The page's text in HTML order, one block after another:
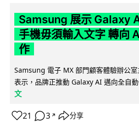
Samsung 展示 Galaxy
手機毋須輸入文字 轉向
作
Samsung 電子 MX 部門顧客體驗辦公
表示，品牌正推動 Galaxy AI 邁向全自
文
21 3 ↗ 分享